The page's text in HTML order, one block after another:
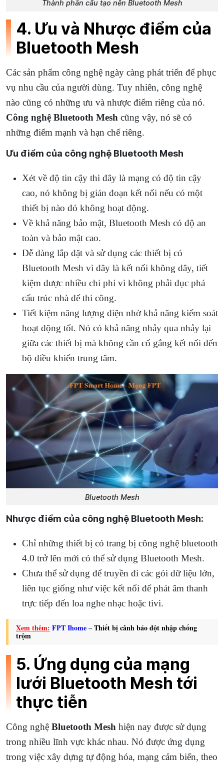
Thành phần cấu tạo nên Bluetooth Mesh
4. Ưu và Nhược điểm của
Bluetooth Mesh
Các sản phẩm công nghệ ngày càng phát triển để phục
vụ nhu cầu của người dùng. Tuy nhiên, công nghệ
nào cũng có những ưu và nhược điểm riêng của nó.
Công nghệ Bluetooth Mesh cũng vậy, nó sẽ có
những điểm mạnh và hạn chế riêng.
Ưu điểm của công nghệ Bluetooth Mesh
Xét về độ tin cậy thì đây là mạng có độ tin cậy
cao, nó không bị gián đoạn kết nối nếu có một
thiết bị nào đó không hoạt động.
Về khả năng bảo mật, Bluetooth Mesh có độ an
toàn và bảo mật cao.
Dễ dàng lắp đặt và sử dụng các thiết bị có
Bluetooth Mesh vì đây là kết nối không dây, tiết
kiệm được nhiều chi phí vì không phải đục phá
cấu trúc nhà để thi công.
Tiết kiệm năng lượng điện nhờ khả năng kiểm soát
hoạt động tốt. Nó có khả năng nhảy qua nhảy lại
giữa các thiết bị mà không cần cố gắng kết nối đến
bộ điều khiển trung tâm.
Bluetooth Mesh
Nhược điểm của công nghệ Bluetooth Mesh:
Chỉ những thiết bị có trang bị công nghệ bluetooth
4.0 trở lên mới có thể sử dụng Bluetooth Mesh.
Chưa thể sử dụng để truyền đi các gói dữ liệu lớn,
liên tục giống như việc kết nối để phát âm thanh
trực tiếp đến loa nghe nhạc hoặc tivi.
Xem thêm: FPT Ihome–Thiết bị cảnh báo đột nhập chống
trộm
5. Ứng dụng của mạng
lưới Bluetooth Mesh tới
thực tiễn
Công nghệ Bluetooth Mesh hiện nay được sử dụng
trong nhiều lĩnh vực khác nhau. Nó được ứng dụng
trong việc xây dựng tự động hóa, mạng cảm biến, theo